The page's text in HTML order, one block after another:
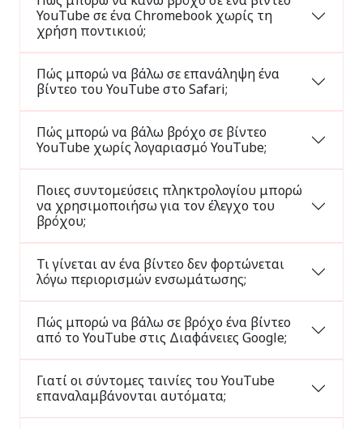
YouTube σε ένα Chromebook χωρίς τη
χρήση ποντικιού;
Πώς μπορώ να βάλω σε επανάληψη ένα
βίντεο του YouTube στο Safari;
Πώς μπορώ να βάλω βρόχο σε βίντεο
YouTube χωρίς λογαριασμό YouTube;
Ποιες συντομεύσεις πληκτρολογίου μπορώ
να χρησιμοποιήσω για τον έλεγχο του
βρόχου;
Τι γίνεται αν ένα βίντεο δεν φορτώνεται
λόγω περιορισμών ενσωμάτωσης;
Πώς μπορώ να βάλω σε βρόχο ένα βίντεο
από το YouTube στις Διαφάνειες Google;
Γιατί οι σύντομες ταινίες του YouTube
επαναλαμβάνονται αυτόματα;